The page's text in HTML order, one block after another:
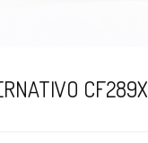
CF289X